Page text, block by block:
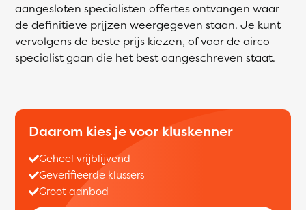
aangesloten specialisten offertes ontvangen waar
de definitieve prijzen weergegeven staan. Je kunt
vervolgens de beste prijs kiezen, of voor de airco
specialist gaan die het best aangeschreven staat.
Daarom kies je voor kluskenner
Geheel vrijblijvend
Geverifieerde klussers
Groot aanbod